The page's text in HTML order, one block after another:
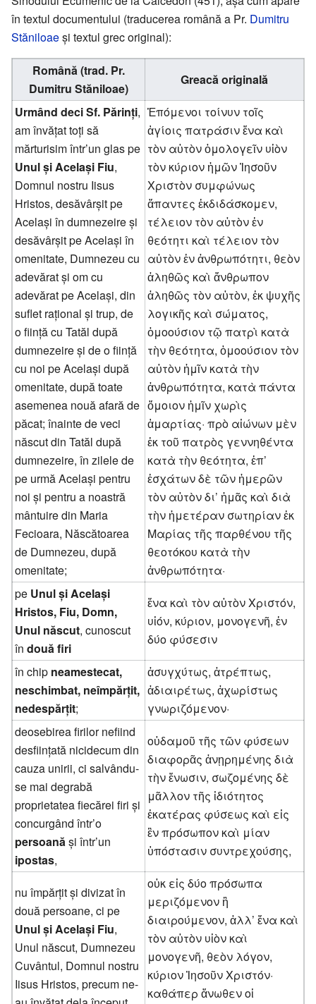
în textul documentului (traducerea română a Pr. Dumitru
Stăniloaeși textul grec original):
Română (trad. Pr.
Dumitru Stăniloae)
Greacă originală
Urmând deci Sf. Părinți,
am învățat toți să
mărturisim într’un glas pe
Unul și Același Fiu,
Domnul nostru Iisus
Hristos, desăvârșit pe
Același în dumnezeire și
desăvârșit pe Același în
omenitate, Dumnezeu cu
adevărat și om cu
adevărat pe Același, din
suflet rațional și trup, de
o ființă cu Tatăl după
dumnezeire și de o ființă
cu noi pe Același după
omenitate, după toate
asemenea nouă afară de
păcat; înainte de veci
născut din Tatăl după
dumnezeire, în zilele de
pe urmă Același pentru
noi și pentru a noastră
mântuire din Maria
Fecioara, Născătoarea
de Dumnezeu, după
omenitate;
Ἑπόμενοι τοίνυν τοῖς
ἁγίοις πατράσιν ἕνα καὶ
τὸν αὐτὸν ὁμολογεῖν υἱὸν
τὸν κύριον ἡμῶν Ἰησοῦν
Χριστὸν συμφώνως
ἅπαντες ἐκδιδάσκομεν,
τέλειον τὸν αὐτὸν ἐν
θεότητι καὶ τέλειον τὸν
αὐτὸν ἐν ἀνθρωπότητι, θεὸν
ἀληθῶς καὶ ἄνθρωπον
ἀληθῶς τὸν αὐτὸν, ἐκ ψυχῆς
λογικῆς καὶ σώματος,
ὁμοούσιον τῷ πατρὶ κατὰ
τὴν θεότητα, ὁμοούσιον τὸν
αὐτὸν ἡμῖν κατὰ τὴν
ἀνθρωπότητα, κατὰ πάντα
ὅμοιον ἡμῖν χωρὶς
ἁμαρτίας· πρὸ αἰώνων μὲν
ἐκ τοῦ πατρὸς γεννηθέντα
κατὰ τὴν θεότητα, ἐπ’
ἐσχάτων δὲ τῶν ἡμερῶν
τὸν αὐτὸν δι’ ἡμᾶς καὶ διὰ
τὴν ἡμετέραν σωτηρίαν ἐκ
Μαρίας τῆς παρθένου τῆς
θεοτόκου κατὰ τὴν
ἀνθρωπότητα·
pe Unul și Același
Hristos, Fiu, Domn,
Unul născut, cunoscut
îndouă firi
ἕνα καὶ τὸν αὐτὸν Χριστόν,
υἱόν, κύριον, μονογενῆ, ἐν
δύο φύσεσιν
în chip neamestecat,
neschimbat, neîmpărțit,
nedespărțit;
ἀσυγχύτως, ἀτρέπτως,
ἀδιαιρέτως, ἀχωρίστως
γνωριζόμενον·
deosebirea firilor nefiind
desființată nicidecum din
cauza unirii, ci salvându-
se mai degrabă
proprietatea fiecărei firi și
concurgând într’o
persoană și într’un
ipostas,
οὐδαμοῦ τῆς τῶν φύσεων
διαφορᾶς ἀνῃρημένης διὰ
τὴν ἕνωσιν, σωζομένης δὲ
μᾶλλον τῆς ἰδιότητος
ἑκατέρας φύσεως καὶ εἰς
ἓν πρόσωπον καὶ μίαν
ὑπόστασιν συντρεχούσης,
nu împărțit și divizat în
două persoane, ci pe
Unul și Același Fiu,
Unul născut, Dumnezeu
Cuvântul, Domnul nostru
Iisus Hristos, precum ne-
οὐκ εἰς δύο πρόσωπα
μεριζόμενον ἢ
διαιρούμενον, ἀλλ’ ἕνα καὶ
τὸν αὐτὸν υἱὸν καὶ
μονογενῆ, θεὸν λόγον,
κύριον Ἰησοῦν Χριστόν·
καθάπερ ἄνωθεν οἱ